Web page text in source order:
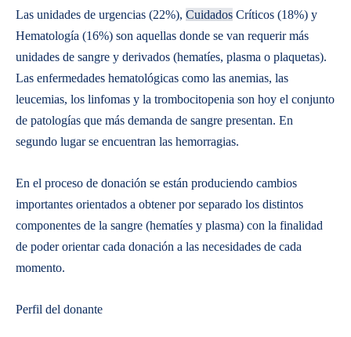
Las unidades de urgencias (22%), Cuidados Críticos (18%) y
Hematología (16%) son aquellas donde se van requerir más
unidades de sangre y derivados (hematíes, plasma o plaquetas).
Las enfermedades hematológicas como las anemias, las
leucemias, los linfomas y la trombocitopenia son hoy el conjunto
de patologías que más demanda de sangre presentan. En
segundo lugar se encuentran las hemorragias.
En el proceso de donación se están produciendo cambios
importantes orientados a obtener por separado los distintos
componentes de la sangre (hematíes y plasma) con la finalidad
de poder orientar cada donación a las necesidades de cada
momento.
Perfil del donante